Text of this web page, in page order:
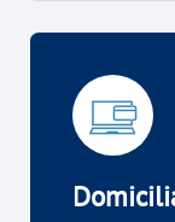
NUESTROS
VER TODAS